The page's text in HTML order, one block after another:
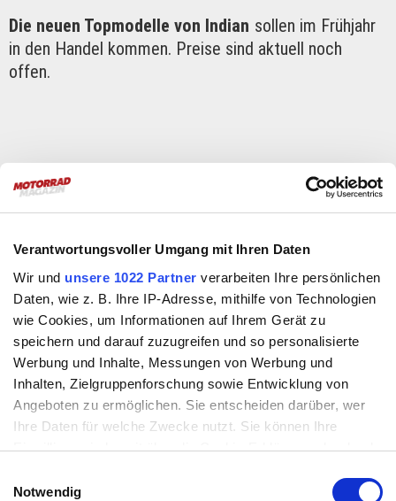
Verantwortungsvoller Umgang mit Ihren Daten
Wir und unsere 1022 Partner verarbeiten Ihre persönlichen
Daten, wie z. B. Ihre IP-Adresse, mithilfe von Technologien
wie Cookies, um Informationen auf Ihrem Gerät zu
speichern und darauf zuzugreifen und so personalisierte
Werbung und Inhalte, Messungen von Werbung und
Inhalten, Zielgruppenforschung sowie Entwicklung von
Angeboten zu ermöglichen. Sie entscheiden darüber, wer
Ihre Daten für welche Zwecke nutzt. Sie können Ihre
Einwilligung jederzeit über die Cookie-Erklärung oder durch
widerrufen
Notwendig
Die neuen Topmodelle von Indian sollen im Frühjahr
in den Handel kommen. Preise sind aktuell noch
offen.